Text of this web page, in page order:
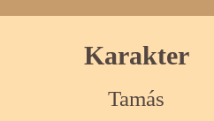
Karakter
Tamás